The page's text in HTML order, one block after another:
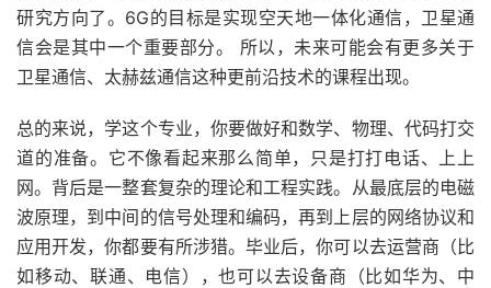
研究方向了。6G的目标是实现空天地一体化通信，卫星通
信会是其中一个重要部分。 所以，未来可能会有更多关于
卫星通信、太赫兹通信这种更前沿技术的课程出现。
总的来说，学这个专业，你要做好和数学、物理、代码打交
道的准备。它不像看起来那么简单，只是打打电话、上上
网。背后是一整套复杂的理论和工程实践。从最底层的电磁
波原理，到中间的信号处理和编码，再到上层的网络协议和
应用开发，你都要有所涉猎。毕业后，你可以去运营商（比
如移动、联通、电信），也可以去设备商（比如华为、中